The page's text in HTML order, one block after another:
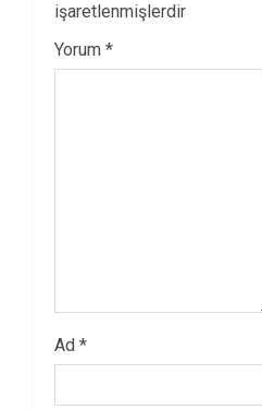
işaretlenmişlerdir
Yorum *
Ad *